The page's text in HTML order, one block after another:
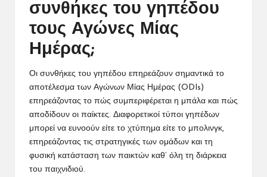
συνθήκες του γηπέδου
τους Αγώνες Μίας
Ημέρας;
Οι συνθήκες του γηπέδου επηρεάζουν σημαντικά το
αποτέλεσμα των Αγώνων Μίας Ημέρας (ODIs)
επηρεάζοντας το πώς συμπεριφέρεται η μπάλα και πώς
αποδίδουν οι παίκτες. Διαφορετικοί τύποι γηπέδων
μπορεί να ευνοούν είτε το χτύπημα είτε το μπολινγκ,
επηρεάζοντας τις στρατηγικές των ομάδων και τη
φυσική κατάσταση των παικτών καθ’ όλη τη διάρκεια
του παιχνιδιού.